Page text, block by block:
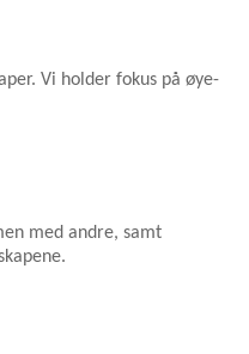
Vi holder fokus på øye-
med andre, samt